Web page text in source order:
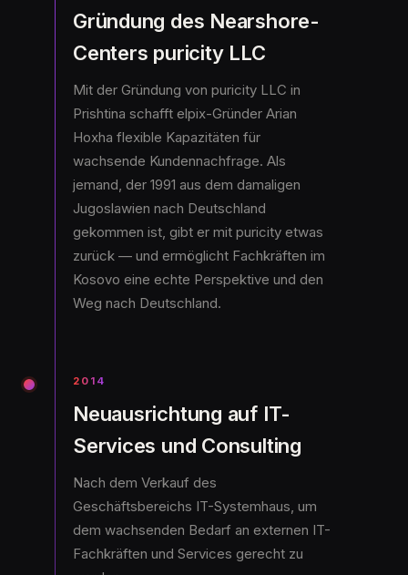
Gründung des Nearshore-
Centers puricity LLC
Mit der Gründung von puricity LLC in
Prishtina schafft elpix-Gründer Arian
Hoxha flexible Kapazitäten für
wachsende Kundennachfrage. Als
jemand, der 1991 aus dem damaligen
Jugoslawien nach Deutschland
gekommen ist, gibt er mit puricity etwas
zurück — und ermöglicht Fachkräften im
Kosovo eine echte Perspektive und den
Weg nach Deutschland.
2014
Neuausrichtung auf IT-
Services und Consulting
Nach dem Verkauf des
Geschäftsbereichs IT-Systemhaus, um
dem wachsenden Bedarf an externen IT-
Fachkräften und Services gerecht zu